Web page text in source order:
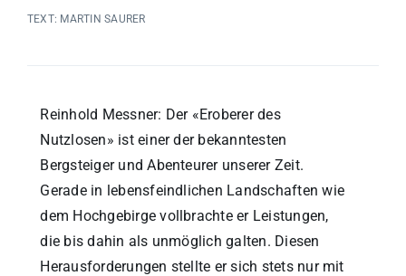
TEXT: MARTIN SAURER
Reinhold Messner: Der «Eroberer des
Nutzlosen» ist einer der bekanntesten
Bergsteiger und Abenteurer unserer Zeit.
Gerade in lebensfeindlichen Landschaften wie
dem Hochgebirge vollbrachte er Leistungen,
die bis dahin als unmöglich galten. Diesen
Herausforderungen stellte er sich stets nur mit